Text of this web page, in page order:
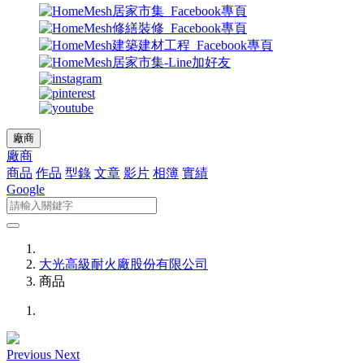
廠商
廠商
商品 作品 型錄 文章 影片 相簿 實績
Google
大光高級耐火廠股份有限公司
商品
Previous Next